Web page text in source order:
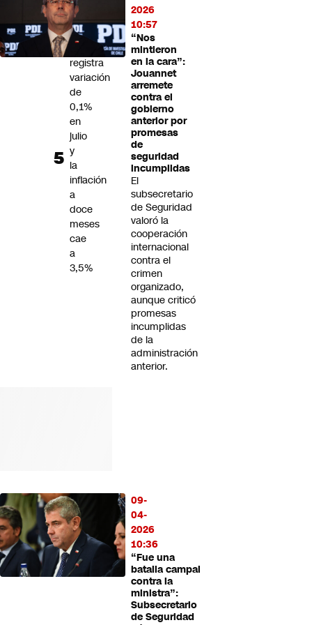
2026
10:57
“Nos
mintieron
en la cara”:
Jouannet
arremete
contra el
gobierno
anterior por
promesas
de
seguridad
incumplidas
El
subsecretario
de Seguridad
valoró la
cooperación
internacional
contra el
crimen
organizado,
aunque criticó
promesas
incumplidas
de la
administración
anterior.
09-
04-
2026
10:36
“Fue una
batalla campal
contra la
ministra”:
Subsecretario
de Seguridad
dos
detenidos
registra
variación
de
0,1%
en
julio
y
la
inflación
a
doce
meses
cae
a
3,5%